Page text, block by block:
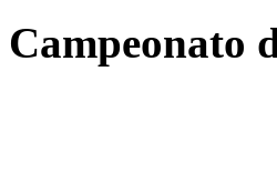
Campeonato